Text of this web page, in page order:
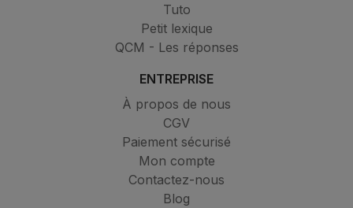
Tuto
Petit lexique
QCM - Les réponses
ENTREPRISE
À propos de nous
CGV
Paiement sécurisé
Mon compte
Contactez-nous
Blog